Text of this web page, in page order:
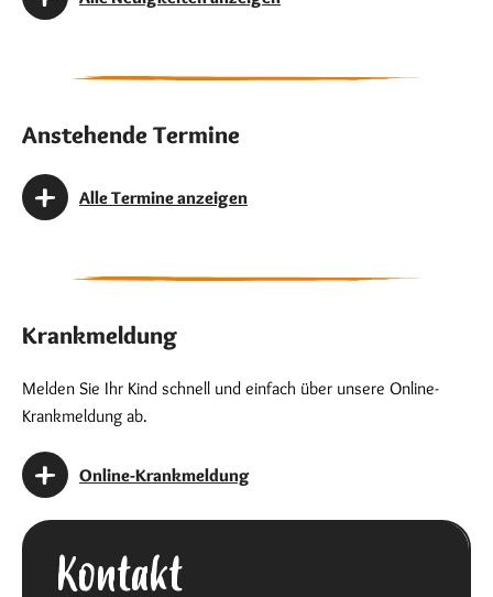
Anstehende Termine
Alle Termine anzeigen
Krankmeldung
Melden Sie Ihr Kind schnell und einfach über unsere Online-
Krankmeldung ab.
Online-Krankmeldung
Kontakt